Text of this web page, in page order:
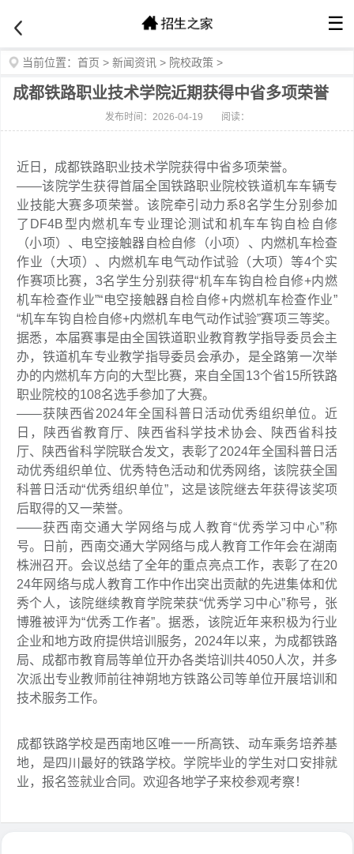
☰
当前位置： 首页 > 新闻资讯 > 院校政策 >
成都铁路职业技术学院近期获得中省多项荣誉
发布时间：2026-04-19 阅读：
近日，成都铁路职业技术学院获得中省多项荣誉。
——该院学生获得首届全国铁路职业院校铁道机车车辆专
业技能大赛多项荣誉。该院牵引动力系8名学生分别参加
了DF4B型内燃机车专业理论测试和机车车钩自检自修
（小项）、电空接触器自检自修（小项）、内燃机车检查
作业（大项）、内燃机车电气动作试验（大项）等4个实
作赛项比赛，3名学生分别获得“机车车钩自检自修+内燃
机车检查作业”“电空接触器自检自修+内燃机车检查作业”
“机车车钩自检自修+内燃机车电气动作试验”赛项三等奖。
据悉，本届赛事是由全国铁道职业教育教学指导委员会主
办，铁道机车专业教学指导委员会承办，是全路第一次举
办的内燃机车方向的大型比赛，来自全国13个省15所铁路
职业院校的108名选手参加了大赛。
——获陕西省2024年全国科普日活动优秀组织单位。近
日，陕西省教育厅、陕西省科学技术协会、陕西省科技
厅、陕西省科学院联合发文，表彰了2024年全国科普日活
动优秀组织单位、优秀特色活动和优秀网络，该院获全国
科普日活动“优秀组织单位”，这是该院继去年获得该奖项
后取得的又一荣誉。
——获西南交通大学网络与成人教育“优秀学习中心”称
号。日前，西南交通大学网络与成人教育工作年会在湖南
株洲召开。会议总结了全年的重点亮点工作，表彰了在20
24年网络与成人教育工作中作出突出贡献的先进集体和优
秀个人，该院继续教育学院荣获“优秀学习中心”称号，张
博雅被评为“优秀工作者”。据悉，该院近年来积极为行业
企业和地方政府提供培训服务，2024年以来，为成都铁路
局、成都市教育局等单位开办各类培训共4050人次，并多
次派出专业教师前往神朔地方铁路公司等单位开展培训和
技术服务工作。
成都铁路学校是西南地区唯一一所高铁、动车乘务培养基
地，是四川最好的铁路学校。学院毕业的学生对口安排就
业，报名签就业合同。欢迎各地学子来校参观考察！